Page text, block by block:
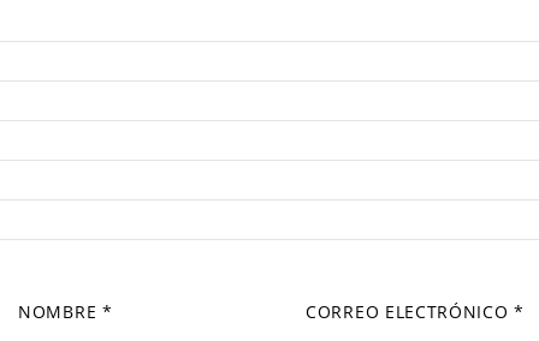
NOMBRE * CORREO ELECTRÓNICO*